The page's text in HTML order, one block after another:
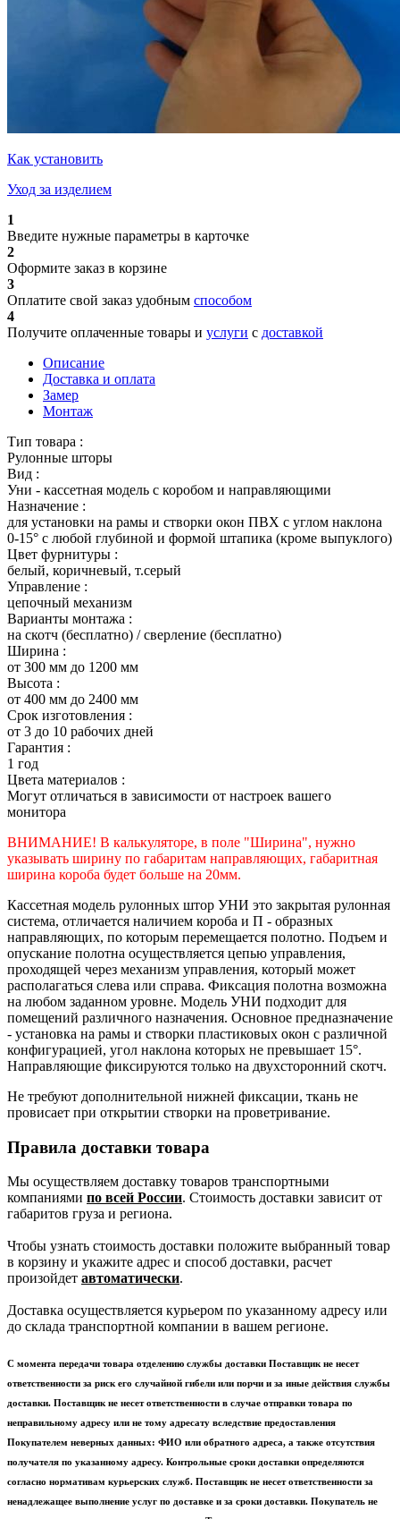
Как установить
Уход за изделием
1
Введите нужные параметры в карточке
2
Оформите заказ в корзине
3
Оплатите свой заказ удобным способом
4
Получите оплаченные товары и услуги с доставкой
Описание
Доставка и оплата
Замер
Монтаж
Тип товара :
Рулонные шторы
Вид :
Уни - кассетная модель с коробом и направляющими
Назначение :
для установки на рамы и створки окон ПВХ с углом наклона
0-15° с любой глубиной и формой штапика (кроме выпуклого)
Цвет фурнитуры :
белый, коричневый, т.серый
Управление :
цепочный механизм
Варианты монтажа :
на скотч (бесплатно) / сверление (бесплатно)
Ширина :
от 300 мм до 1200 мм
Высота :
от 400 мм до 2400 мм
Срок изготовления :
от 3 до 10 рабочих дней
Гарантия :
1 год
Цвета материалов :
Могут отличаться в зависимости от настроек вашего
монитора
ВНИМАНИЕ! В калькуляторе, в поле "Ширина", нужно
указывать ширину по габаритам направляющих, габаритная
ширина короба будет больше на 20мм.
Кассетная модель рулонных штор УНИ это закрытая рулонная
система, отличается наличием короба и П - образных
направляющих, по которым перемещается полотно. Подъем и
опускание полотна осуществляется цепью управления,
проходящей через механизм управления, который может
располагаться слева или справа. Фиксация полотна возможна
на любом заданном уровне. Модель УНИ подходит для
помещений различного назначения. Основное предназначение
- установка на рамы и створки пластиковых окон с различной
конфигурацией, угол наклона которых не превышает 15°.
Направляющие фиксируются только на двухсторонний скотч.
Не требуют дополнительной нижней фиксации, ткань не
провисает при открытии створки на проветривание.
Правила доставки товара
Мы осуществляем доставку товаров транспортными
компаниями по всей России. Стоимость доставки зависит от
габаритов груза и региона.
Чтобы узнать стоимость доставки положите выбранный товар
в корзину и укажите адрес и способ доставки, расчет
произойдет автоматически.
Доставка осуществляется курьером по указанному адресу или
до склада транспортной компании в вашем регионе.
С момента передачи товара отделению службы доставки Поставщик не несет
ответственности за риск его случайной гибели или порчи и за иные действия службы
доставки. Поставщик не несет ответственности в случае отправки товара по
неправильному адресу или не тому адресату вследствие предоставления
Покупателем неверных данных: ФИО или обратного адреса, а также отсутствия
получателя по указанному адресу. Контрольные сроки доставки определяются
согласно нормативам курьерских служб. Поставщик не несет ответственности за
ненадлежащее выполнение услуг по доставке и за сроки доставки. Покупатель не